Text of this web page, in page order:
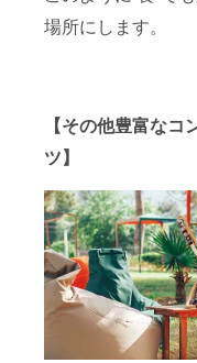
場所にします。
【その他豊富なコ
ツ】